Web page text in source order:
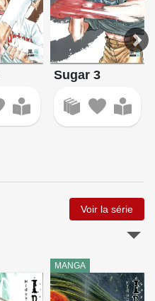
Sugar 3
Voir la série
MANGA